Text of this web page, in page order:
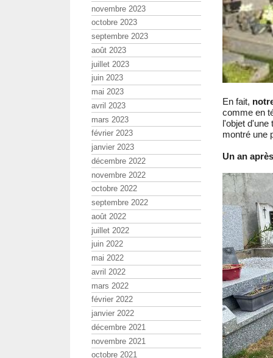
En fait,
comme en
l'objet d'une
montré une
Un an
novembre 2023
octobre 2023
septembre 2023
août 2023
juillet 2023
juin 2023
mai 2023
avril 2023
mars 2023
février 2023
janvier 2023
décembre 2022
novembre 2022
octobre 2022
septembre 2022
août 2022
juillet 2022
juin 2022
mai 2022
avril 2022
mars 2022
février 2022
janvier 2022
décembre 2021
novembre 2021
octobre 2021